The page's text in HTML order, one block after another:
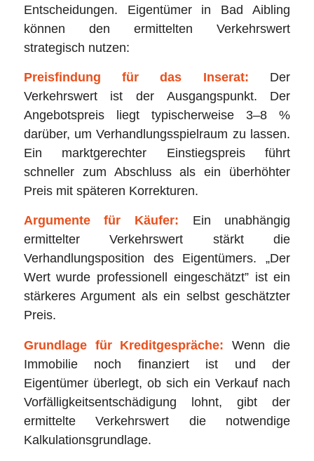
Entscheidungen. Eigentümer in Bad Aibling
können den ermittelten Verkehrswert
strategisch nutzen:
Preisfindung für das Inserat: Der
Verkehrswert ist der Ausgangspunkt. Der
Angebotspreis liegt typischerweise 3–8 %
darüber, um Verhandlungsspielraum zu lassen.
Ein marktgerechter Einstiegspreis führt
schneller zum Abschluss als ein überhöhter
Preis mit späteren Korrekturen.
Argumente für Käufer: Ein unabhängig
ermittelter Verkehrswert stärkt die
Verhandlungsposition des Eigentümers. „Der
Wert wurde professionell eingeschätzt” ist ein
stärkeres Argument als ein selbst geschätzter
Preis.
Grundlage für Kreditgespräche: Wenn die
Immobilie noch finanziert ist und der
Eigentümer überlegt, ob sich ein Verkauf nach
Vorfälligkeitsentschädigung lohnt, gibt der
ermittelte Verkehrswert die notwendige
Kalkulationsgrundlage.